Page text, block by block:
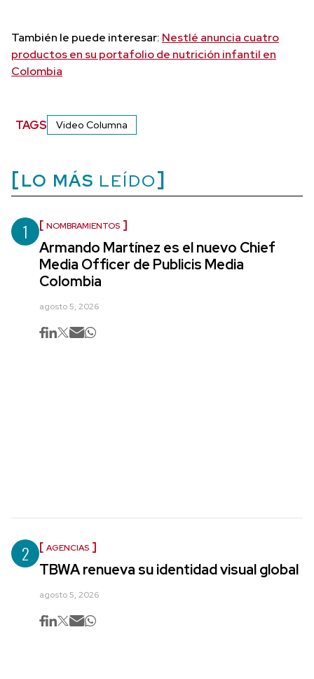
También le puede interesar: Nestlé anuncia cuatro
productos en su portafolio de nutrición infantil en
Colombia
TAGS Video Columna
LO MÁS LEÍDO
1 NOMBRAMIENTOS
Armando Martínez es el nuevo Chief
Media Officer de Publicis Media
Colombia
agosto 5, 2026
2 AGENCIAS
TBWA renueva su identidad visual global
agosto 5, 2026